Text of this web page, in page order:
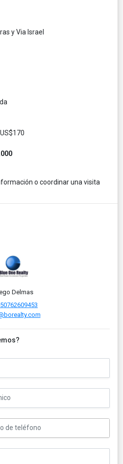
y Via Israel
o coordinar una visita
Delmas